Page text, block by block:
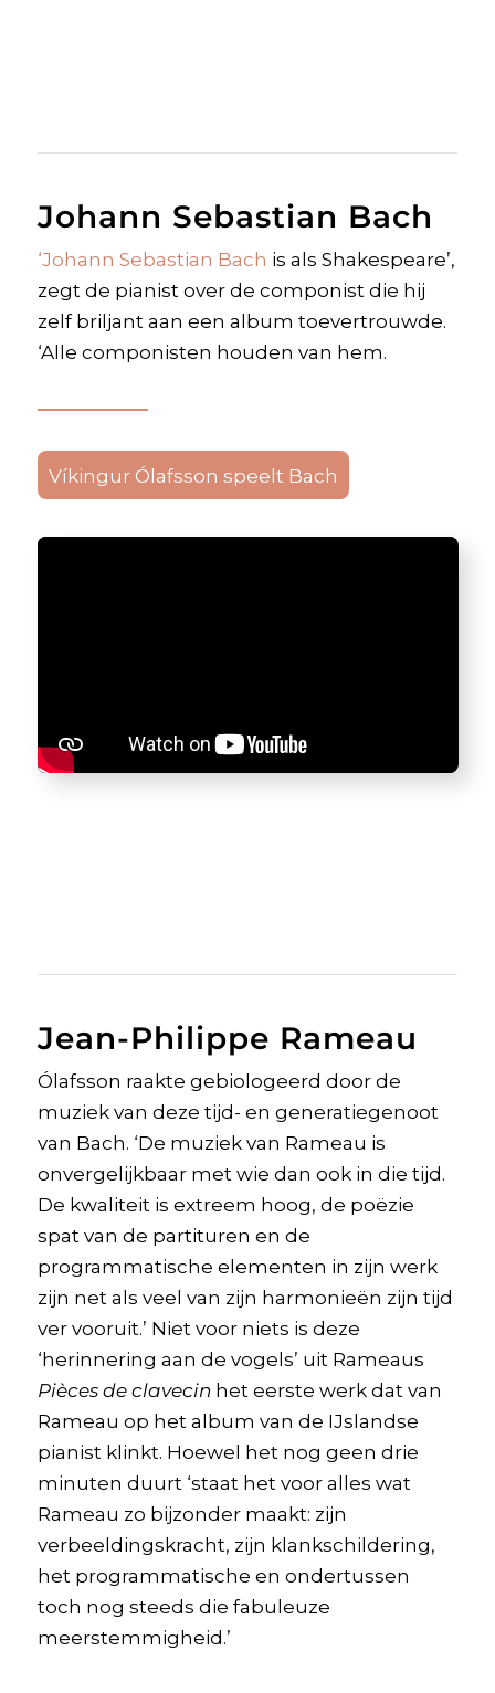
Johann Sebastian Bach
‘Johann Sebastian Bach is als Shakespeare’,
zegt de pianist over de componist die hij
zelf briljant aan een album toevertrouwde.
‘Alle componisten houden van hem.
Víkingur Ólafsson speelt Bach
Jean-Philippe Rameau
Ólafsson raakte gebiologeerd door de
muziek van deze tijd- en generatiegenoot
van Bach. ‘De muziek van Rameau is
onvergelijkbaar met wie dan ook in die tijd.
De kwaliteit is extreem hoog, de poëzie
spat van de partituren en de
programmatische elementen in zijn werk
zijn net als veel van zijn harmonieën zijn tijd
ver vooruit.’ Niet voor niets is deze
‘herinnering aan de vogels’ uit Rameaus
Pièces de clavecin het eerste werk dat van
Rameau op het album van de IJslandse
pianist klinkt. Hoewel het nog geen drie
minuten duurt ‘staat het voor alles wat
Rameau zo bijzonder maakt: zijn
verbeeldingskracht, zijn klankschildering,
het programmatische en ondertussen
toch nog steeds die fabuleuze
meerstemmigheid.’